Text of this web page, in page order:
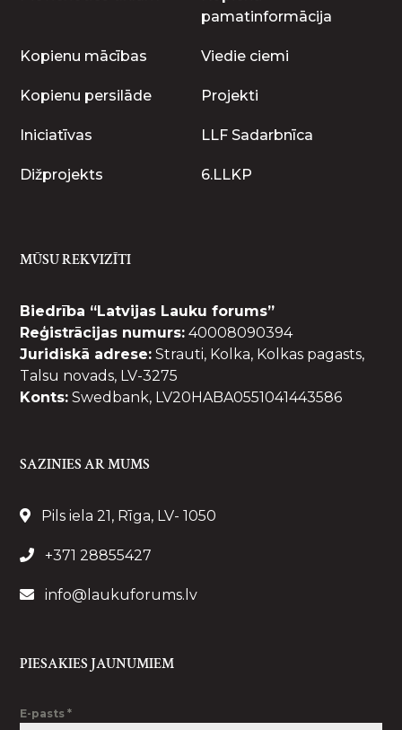
pamatinformācija
Kopienu mācības Viedie ciemi
Kopienu persilāde Projekti
Iniciatīvas LLF Sadarbnīca
Dižprojekts 6.LLKP
MŪSU REKVIZĪTI
Biedrība “Latvijas Lauku forums”
Reģistrācijas numurs: 40008090394
Juridiskā adrese: Strauti, Kolka, Kolkas pagasts,
Talsu novads, LV-3275
Konts: Swedbank, LV20HABA0551041443586
SAZINIES AR MUMS
Pils iela 21, Rīga, LV- 1050
+371 28855427
info@laukuforums.lv
PIESAKIES JAUNUMIEM
E-pasts*